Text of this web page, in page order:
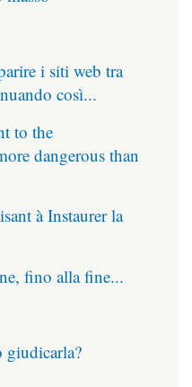
i siti web tra
così...
to the
dangerous than
à Instaurer la
fino alla fine...
giudicarla?